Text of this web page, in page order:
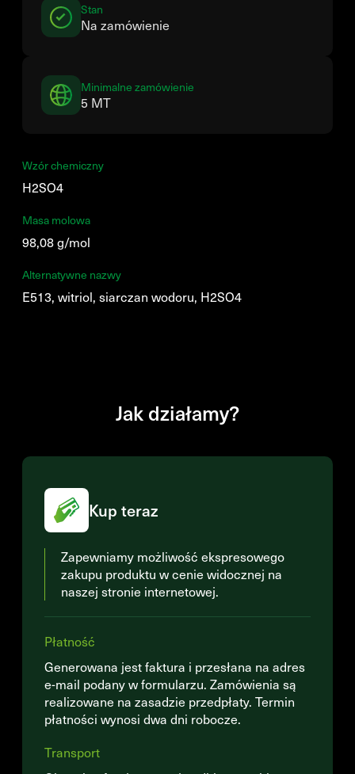
Stan
Na zamówienie
Minimalne zamówienie
5 MT
Wzór chemiczny
H2SO4
Masa molowa
98,08 g/mol
Alternatywne nazwy
E513, witriol, siarczan wodoru, H2SO4
Jak działamy?
Kup teraz
Zapewniamy możliwość ekspresowego
zakupu produktu w cenie widocznej na
naszej stronie internetowej.
Płatność
Generowana jest faktura i przesłana na adres
e-mail podany w formularzu. Zamówienia są
realizowane na zasadzie przedpłaty. Termin
płatności wynosi dwa dni robocze.
Transport